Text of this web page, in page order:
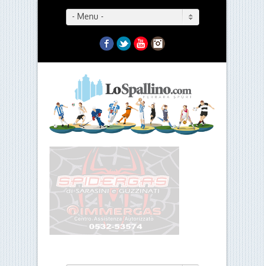
- Menu -
Facebook
TwitterYouTubeInstagram